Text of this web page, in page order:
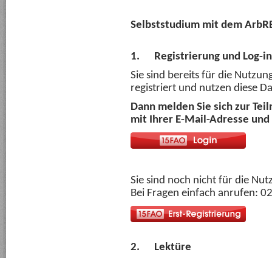
Selbststudium mit dem
1. Registrierung und Log-in
Sie sind bereits für die
registriert und nutzen diese
Dann melden Sie sich zur
mit Ihrer E-Mail-Adresse
Sie sind noch nicht für die
Bei Fragen einfach anrufen:
2. Lektüre